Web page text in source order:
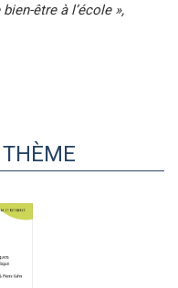
être à l’école »,